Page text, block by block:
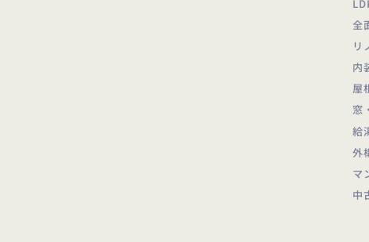
全
リ
内
屋
窓
給
外
マ
中